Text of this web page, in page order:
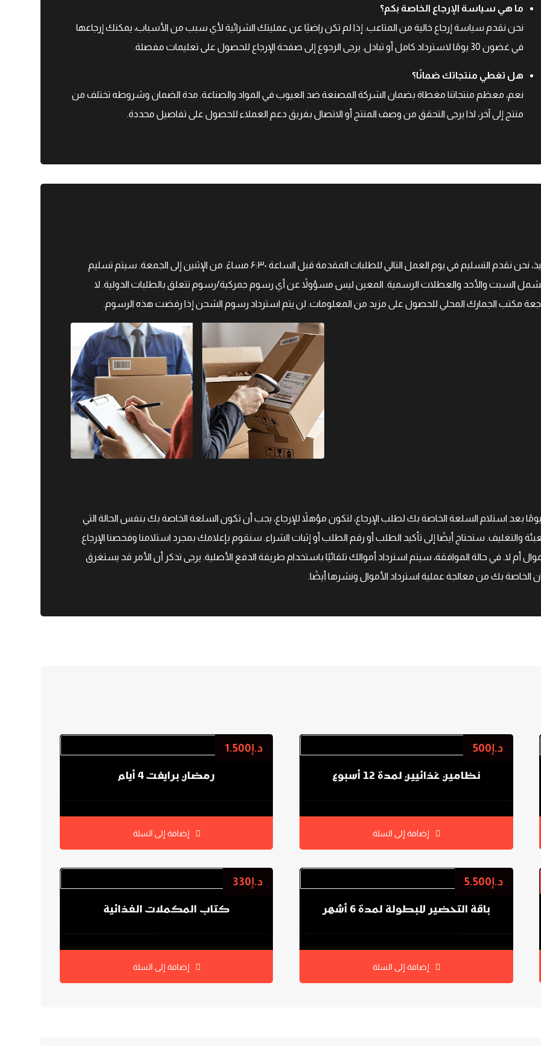
ما هي سياسة الإرجاع الخاصة بكم؟
نحن نقدم سياسة إرجاع خالية من المتاعب. إذا لم تكن راضيًا عن عمليتك الشرائية لأي سبب من الأسباب، يمكنك إرجاعها
في غضون 30 يومًا لاسترداد كامل أو تبادل. يرجى الرجوع إلى صفحة الإرجاع للحصول على تعليمات مفصلة.
هل تغطي منتجاتك ضمانًا؟
نعم، معظم منتجاتنا مغطاة بضمان الشركة المصنعة ضد العيوب في المواد والصناعة. مدة الضمان وشروطه تختلف من
منتج إلى آخر، لذا يرجى التحقق من وصف المنتج أو الاتصال بفريق دعم العملاء للحصول على تفاصيل محددة.
جميع أوقات الشحن المقدرة بالإضافة إلى أوقات التنفيذ، نحن نقدم التسليم في يوم العمل التالي للطلبات المقدمة قبل الساعة ۶:۳۰ مساءً. من الإثنين إلى الجمعة. سيتم تسليم
السبت والأحد والعطلات الرسمية. المعين ليس مسؤولاً عن أي رسوم جمركية/رسوم تتعلق بالطلبات الدولية. لا
مكتب الجمارك المحلي للحصول على مزيد من المعلومات. لن يتم استرداد رسوم الشحن إذا رفضت هذه الرسوم.
سياسة إرجاع لمدة ۲۱ يومًا، مما يعني أن لديك ۲۱ يومًا بعد استلام السلعة الخاصة بك لطلب الإرجاع، لتكون مؤهلاً للإرجاع، يجب أن تكون السلعة الخاصة بك بنفس الحالة التي
والتغليف. ستحتاج أيضًا إلى تأكيد الطلب أو رقم الطلب أو إثبات الشراء. سنقوم بإعلامك بمجرد استلامنا وفحصنا الإرجاع
أم لا. في حالة الموافقة، سيتم استرداد أموالك تلقائيًا باستخدام طريقة الدفع الأصلية. يرجى تذكر أن الأمر قد يستغرق
بك من معالجة عملية استرداد الأموال ونشرها أيضًا.
نظامين غذائيين لمدة 12 أسبوع
د.إ500
إضافة إلى السلة
رمضان برايفت 4 أيام
د.إ1.500
إضافة إلى السلة
باقة التحضير للبطولة لمدة 6 أشهر
د.إ5.500
إضافة إلى السلة
كتاب المكملات الغذائية
د.إ330
إضافة إلى السلة